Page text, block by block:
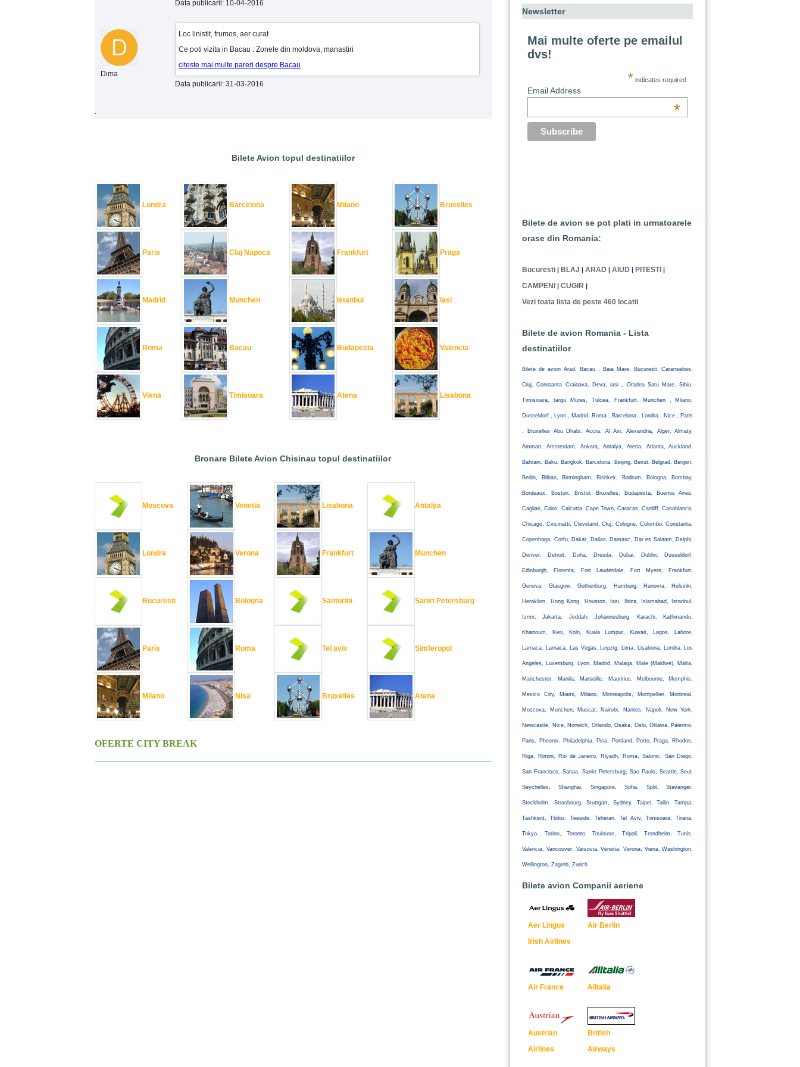
Data publicarii: 10-04-2016
Dima
Loc linistit, frumos, aer curat
Ce poti vizita in Bacau : Zonele din moldova, manastiri
citeste mai multe pareri despre Bacau
Data publicarii: 31-03-2016
.
Bilete Avion topul destinatiilor
Londra
Paris
Madrid
Roma
Viena
Barcelona
Cluj Napoca
Munchen
Bacau
Timisoara
Milano
Frankfurt
Istanbul
Budapesta
Atena
Bruxelles
Praga
Iasi
Valencia
Lisabona
Bronare Bilete Avion Chisinau topul destinatiilor
Moscova
Londra
Bucuresti
Paris
Milano
Venetia
Verona
Bologna
Roma
Nisa
Lisabona
Frankfurt
Santorini
Tel aviv
Bruxelles
Antalya
Munchen
Sankt Petersburg
Simferopol
Atena
OFERTE CITY BREAK
Newsletter
Mai multe oferte pe emailul
dvs!
* indicates required
Email Address
*
Bilete de avion se pot plati in urmatoarele
orase din Romania:
Bucuresti | BLAJ |ARAD |AIUD | PITESTI |
CAMPENI |CUGIR |
Vezi toata lista de peste 460 locatii
Bilete de avion Romania - Lista
destinatiilor
Bilete de avion Arad, Bacau , Baia Mare, Bucuresti, Caransebes,
Cluj, Constanta Craioava, Deva, iasi , Oradea Satu Mare, Sibiu,
Timisioara, targu Mures, Tulcea, Frankfurt, Munchen , Milano,
Dusseldorf , Lyon , Madrid, Roma , Barcelona , Londra , Nice , Paris
, Bruxelles Abu Dhabi, Accra, Al Ain, Alexandria, Alger, Almaty,
Amman, Amsterdam, Ankara, Antalya, Atena, Atlanta, Auckland,
Bahrain, Baku, Bangkok, Barcelona, Beijing, Beirut, Belgrad, Bergen,
Berlin, Bilbao, Birmingham, Bishkek, Bodrum, Bologna, Bombay,
Bordeaux, Boston, Bristol, Bruxelles, Budapesta, Buenos Aires,
Cagliari, Cairo, Calcutta, Cape Town, Caracas, Cardiff, Casablanca,
Chicago, Cincinatti, Cleveland, Cluj, Cologne, Colombo, Constanta,
Copenhaga, Corfu, Dakar, Dallas, Damasc, Dar es Salaam, Delphi,
Denver, Detroit, Doha, Dresda, Dubai, Dublin, Dusseldorf,
Edinburgh, Florenta, Fort Lauderdale, Fort Myers, Frankfurt,
Geneva, Glasgow, Gothenburg, Hamburg, Hanovra, Helsinki,
Heraklion, Hong Kong, Houston, Iasi, Ibiza, Islamabad, Istanbul,
Izmir, Jakarta, Jeddah, Johannesburg, Karachi, Kathmandu,
Khartoum, Kiev, Koln, Kuala Lumpur, Kuwait, Lagos, Lahore,
Larnaca, Larnaca, Las Vegas, Leipzig, Lima, Lisabona, Londra, Los
Angeles, Luxemburg, Lyon, Madrid, Malaga, Male (Maldive), Malta,
Manchester, Manila, Marseille, Mauritius, Melbourne, Memphis,
Mexico City, Miami, Milano, Minneapolis, Montpellier, Montreal,
Moscova, Munchen, Muscat, Nairobi, Nantes, Napoli, New York,
Newcastle, Nice, Norwich, Orlando, Osaka, Oslo, Ottawa, Palermo,
Paris, Pheonix, Philadelphia, Pisa, Portland, Porto, Praga, Rhodos,
Riga, Rimini, Rio de Janeiro, Riyadh, Roma, Salonic, San Diego,
San Francisco, Sanaa, Sankt Petersburg, Sao Paulo, Seattle, Seul,
Seychelles, Shanghai, Singapore, Sofia, Split, Stavanger,
Stockholm, Strasbourg, Stuttgart, Sydney, Taipei, Tallin, Tampa,
Tashkent, Tbilisi, Teeside, Teheran, Tel Aviv, Timisoara, Tirana,
Tokyo, Torino, Toronto, Toulouse, Tripoli, Trondheim, Tunis,
Valencia, Vancouver, Varsovia, Venetia, Verona, Viena, Washington,
Wellington, Zagreb, Zurich
Bilete avion Companii aeriene
Aer Lingus
Irish Airlines
Air Berlin
Air France Alitalia
Austrian
Airlines
British
Airways